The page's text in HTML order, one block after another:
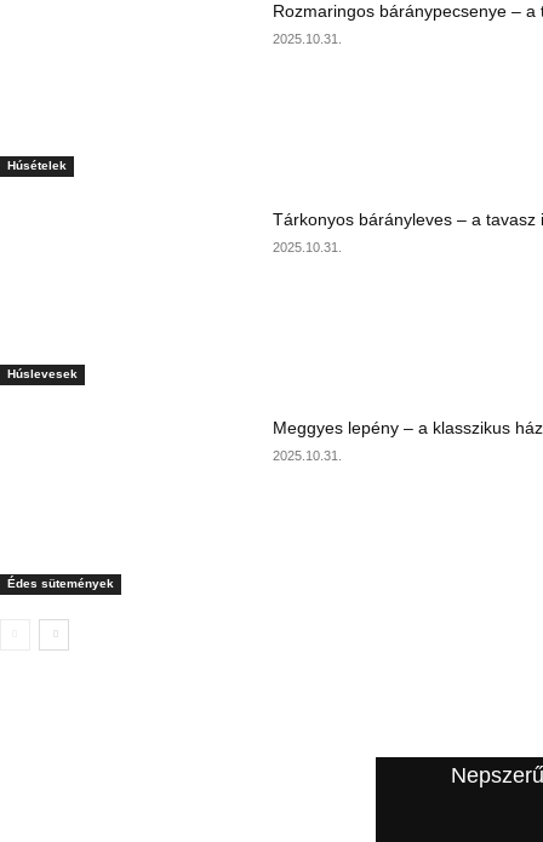
Húsételek
Rozmaringos báránypecsenye – a
2025.10.31.
Húslevesek
Tárkonyos bárányleves – a tavasz
2025.10.31.
Édes sütemények
Meggyes lepény – a klasszikus
2025.10.31.